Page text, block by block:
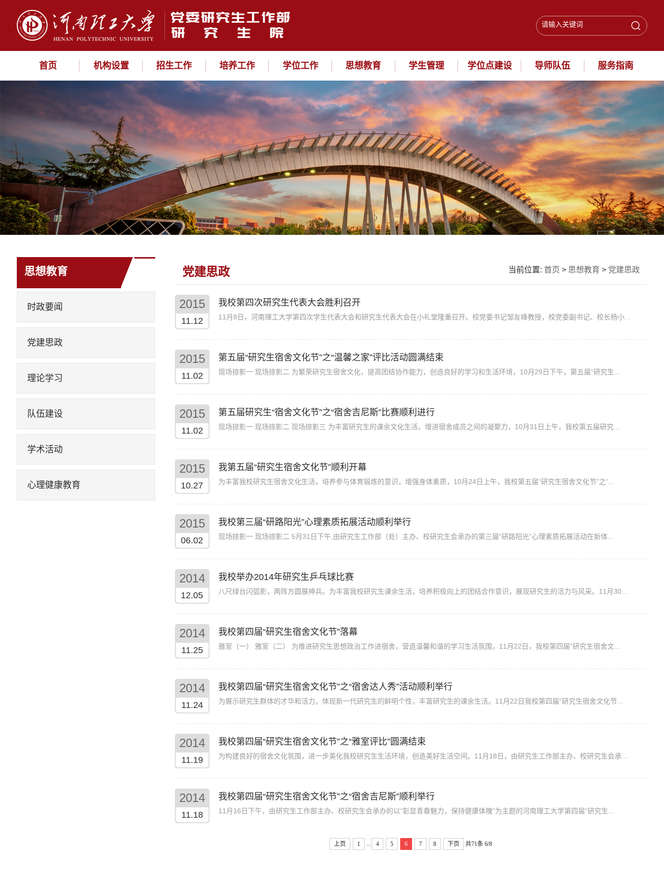
首页 机构设置 招生工作 培养工作 学位工作 思想教育 学生管理 学位点建设 导师队伍 服务指南
思想教育
时政要闻
党建思政
理论学习
队伍建设
学术活动
心理健康教育
党建思政 当前位置: 首页 > 思想教育 > 党建思政
2015
11.12
我校第四次研究生代表大会胜利召开
11月8日，河南理工大学第四次学生代表大会和研究生代表大会在小礼堂隆重召开。校党委书记邹友峰教授，校党委副书记、校长杨小...
2015
11.02
第五届“研究生宿舍文化节”之“温馨之家”评比活动圆满结束
现场掠影一 现场掠影二 为繁荣研究生宿舍文化，提高团结协作能力，创造良好的学习和生活环境，10月29日下午，第五届“研究生...
2015
11.02
第五届研究生“宿舍文化节”之“宿舍吉尼斯”比赛顺利进行
现场掠影一 现场掠影二 现场掠影三 为丰富研究生的课余文化生活，增进宿舍成员之间的凝聚力，10月31日上午，我校第五届研究...
2015
10.27
我第五届“研究生宿舍文化节”顺利开幕
为丰富我校研究生宿舍文化生活，培养参与体育锻炼的意识，增强身体素质，10月24日上午，我校第五届“研究生宿舍文化节”之“...
2015
06.02
我校第三届“研路阳光”心理素质拓展活动顺利举行
现场掠影一 现场掠影二 5月31日下午,由研究生工作部（处）主办、校研究生会承办的第三届“研路阳光”心理素质拓展活动在新体...
2014
12.05
我校举办2014年研究生乒乓球比赛
八尺绿台闪弧影，两阵方圆展神兵。为丰富我校研究生课余生活，培养积极向上的团结合作意识，展现研究生的活力与风采。11月30...
2014
11.25
我校第四届“研究生宿舍文化节”落幕
雅室（一） 雅室（二） 为推进研究生思想政治工作进宿舍，营造温馨和谐的学习生活氛围，11月22日，我校第四届“研究生宿舍文...
2014
11.24
我校第四届“研究生宿舍文化节”之“宿舍达人秀”活动顺利举行
为展示研究生群体的才华和活力，体现新一代研究生的鲜明个性，丰富研究生的课余生活。11月22日我校第四届“研究生宿舍文化节...
2014
11.19
我校第四届“研究生宿舍文化节”之“雅室评比”圆满结束
为构建良好的宿舍文化氛围，进一步美化我校研究生生活环境，创造美好生活空间。11月18日，由研究生工作部主办、校研究生会承...
2014
11.18
我校第四届“研究生宿舍文化节”之“宿舍吉尼斯”顺利举行
11月16日下午，由研究生工作部主办、校研究生会承办的以“彰显青春魅力，保持健康体魄”为主题的河南理工大学第四届“研究生...
上页 1 4 5 6 7 8 下页 共71条 6/8